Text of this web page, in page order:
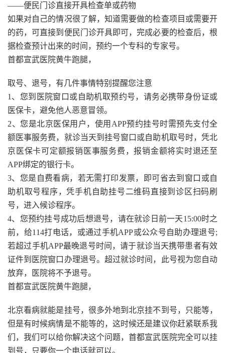
——便民门诊直接开具检查单或药物
如果对自己的情况很了解，知道需要做的检查项目或需要开
的药，可直接到便民门诊开具即可，完成必要的检查后，根
据检查预计出来的时间，预约一个专科的专家号。
首都宣武医院黄牛跑腿，
取号、退号，有几件事情特别提醒您注意
1、您到医院窗口或自助机取预约号，请务必携带身份证或
医保卡，避免他人恶意冒领。
2、您是北京医保用户，使用APP预约挂号时需预先支付全
额医事服务费，就诊当天到挂号窗口或自助机取号时，凭北
京医保卡可定额报销医事服务费，报销金额将实时退还至
APP绑定的银行卡。
3、您是自费看病，若无需打印发票，即可省去到窗口或自
助机取号程序，凭手机自助挂号二维码直接到诊区扫码刷
号，进入候诊程序。
4、您预约挂号成功后想退号，请在就诊日前一天15:00时之
前，给114打电话，或通过手机APP或公众号自助办理退号;
若超过手机APP最晚退号时间，请于就诊当天携带患者有效
证件到医院窗口办理退号。超过就诊时间，此号视为您自动
放弃，医院将不予退号。
首都宣武医院黄牛跑腿，
北京看病就能是挂号，很多外地到北京挂不到号，只能等，
但是有时候病情是不能等的，这时候还是建议你赶紧联系我
们，我们可以给你解决这个问题，首都宣武医院完全可以挂
到号，只要你一个电话就可以。